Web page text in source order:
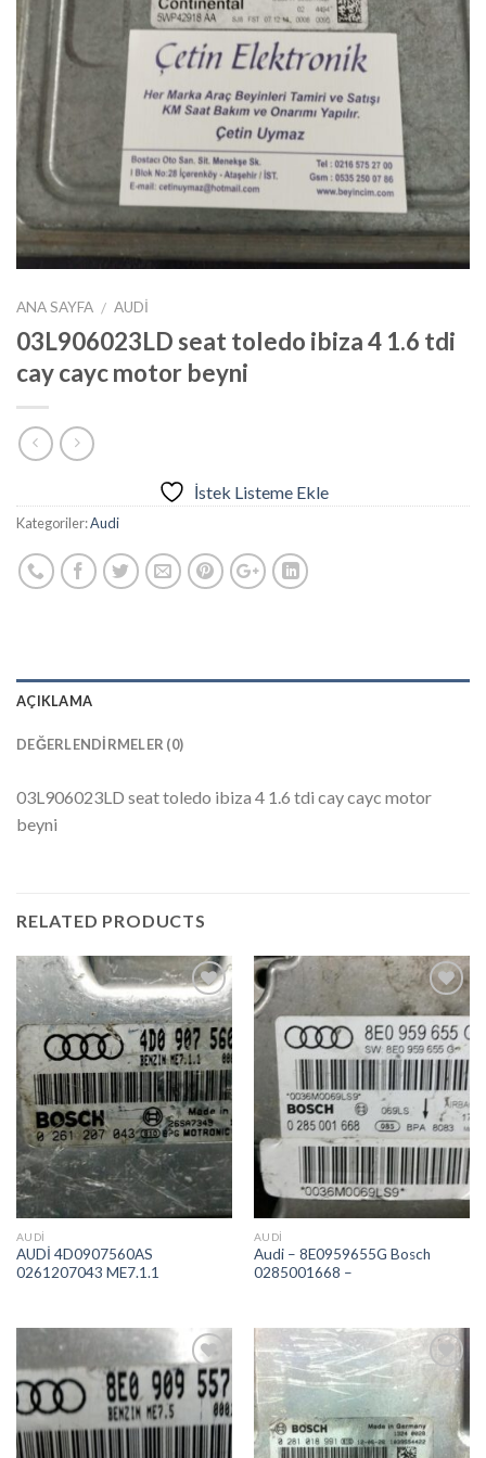
ANA SAYFA / AUDI
03L906023LD seat toledo ibiza 4 1.6 tdi
cay cayc motor beyni
İstek Listeme Ekle
Kategoriler:Audi
AÇIKLAMA
DEĞERLENDIRMELER (0)
03L906023LD seat toledo ibiza 4 1.6 tdi cay cayc motor
beyni
RELATED PRODUCTS
İstek
Listeme
Ekle
AUDI
AUDİ 4D0907560AS
0261207043 ME7.1.1
İstek
Listeme
Ekle
AUDI
Audi – 8E0959655G Bosch
0285001668 –
İstek
Listeme
Ekle
İstek
Listeme
Ekle